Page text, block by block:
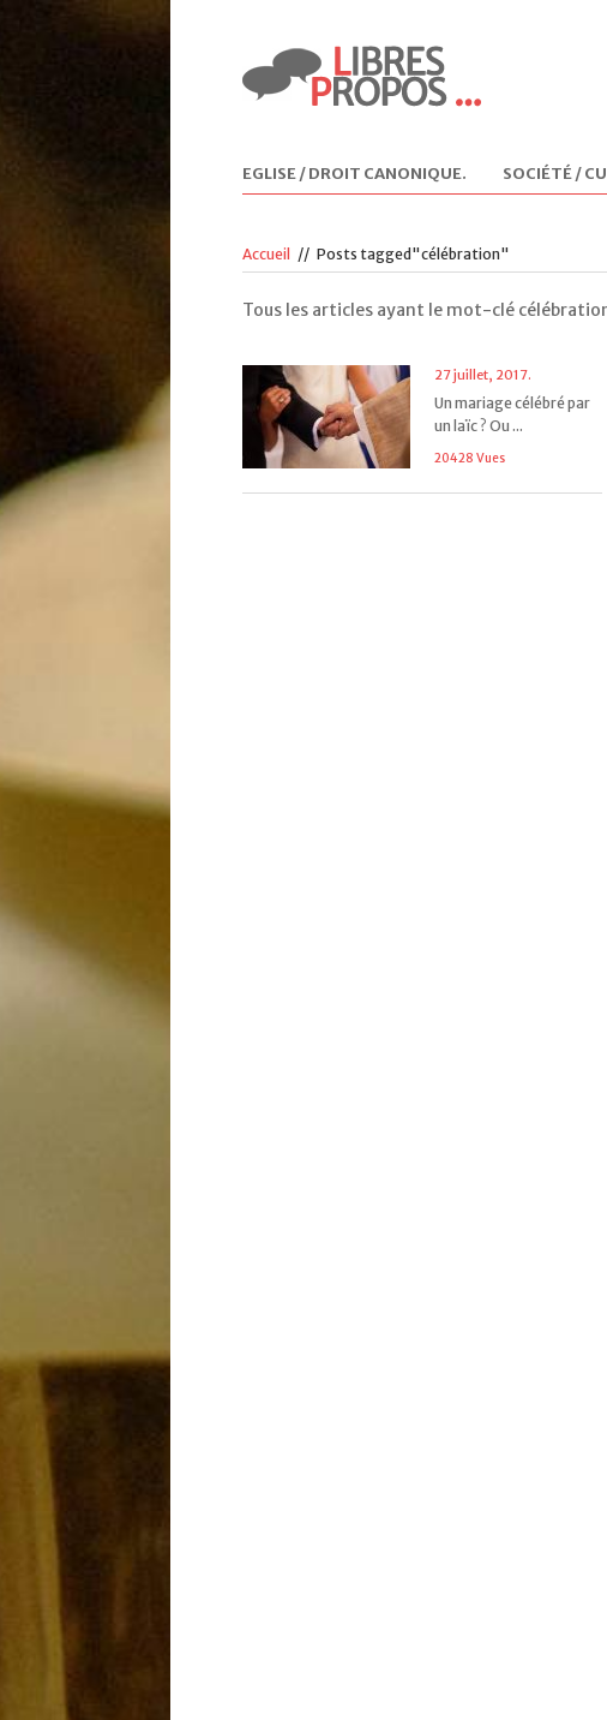
EGLISE / DROIT CANONIQUE. SOCIÉTÉ /
Accueil // Posts tagged"célébration"
Tous les articles ayant le mot-clé
27 juillet, 2017.
Un mariage célébré par
un laïc ? Ou ...
20428 Vues